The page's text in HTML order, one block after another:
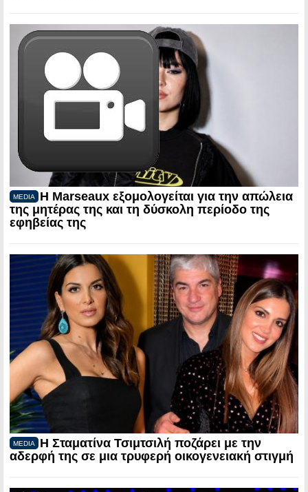
MEDIA
Η Marseaux εξομολογείται για την απώλεια
της μητέρας της και τη δύσκολη περίοδο της
εφηβείας της
MEDIA
Η Σταματίνα Τσιμτσιλή ποζάρει με την
αδερφή της σε μια τρυφερή οικογενειακή στιγμή